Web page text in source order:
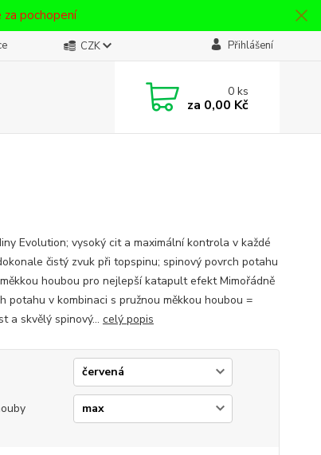
za pochopení
CZK Přihlášení
0ks
za 0,00 Kč
Evolution; vysoký cit a maximální kontrola v každé
čistý zvuk při topspinu; spinový povrch potahu
houbou pro nejlepší katapult efekt Mimořádně
potahu v kombinaci s pružnou měkkou houbou =
a skvělý spinový... celý popis